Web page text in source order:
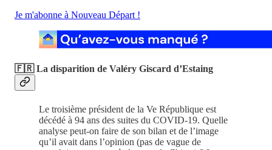
Je m'abonne à Nouveau Départ !
🇫🇷 La disparition de Valéry Giscard d’Estaing
Le troisième président de la Ve République est
décédé à 94 ans des suites du COVID-19. Quelle
analyse peut-on faire de son bilan et de l’image
qu’il avait dans l’opinion (pas de vague de